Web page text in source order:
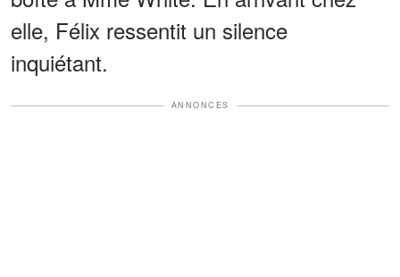
elle, Félix ressentit un silence
inquiétant.
ANNONCES